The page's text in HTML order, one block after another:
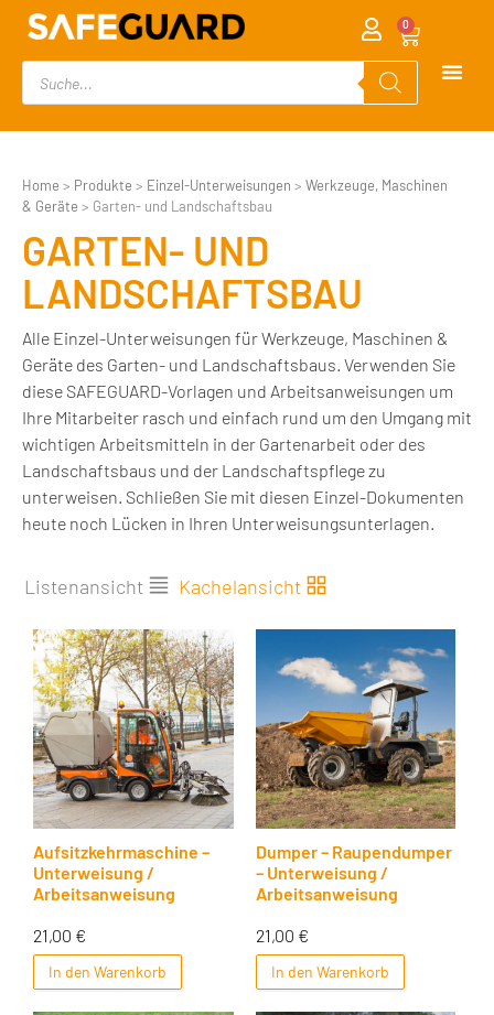
0
Home > Produkte > Einzel-Unterweisungen > Werkzeuge, Maschinen
& Geräte > Garten- und Landschaftsbau
GARTEN- UND
LANDSCHAFTSBAU
Alle Einzel-Unterweisungen für Werkzeuge, Maschinen &
Geräte des Garten- und Landschaftsbaus. Verwenden Sie
diese SAFEGUARD-Vorlagen und Arbeitsanweisungen um
Ihre Mitarbeiter rasch und einfach rund um den Umgang mit
wichtigen Arbeitsmitteln in der Gartenarbeit oder des
Landschaftsbaus und der Landschaftspflege zu
unterweisen. Schließen Sie mit diesen Einzel-Dokumenten
heute noch Lücken in Ihren Unterweisungsunterlagen.
Listenansicht Kachelansicht
Aufsitzkehrmaschine –
Unterweisung /
Arbeitsanweisung
21,00 €
In den Warenkorb
Dumper – Raupendumper
– Unterweisung /
Arbeitsanweisung
21,00 €
In den Warenkorb